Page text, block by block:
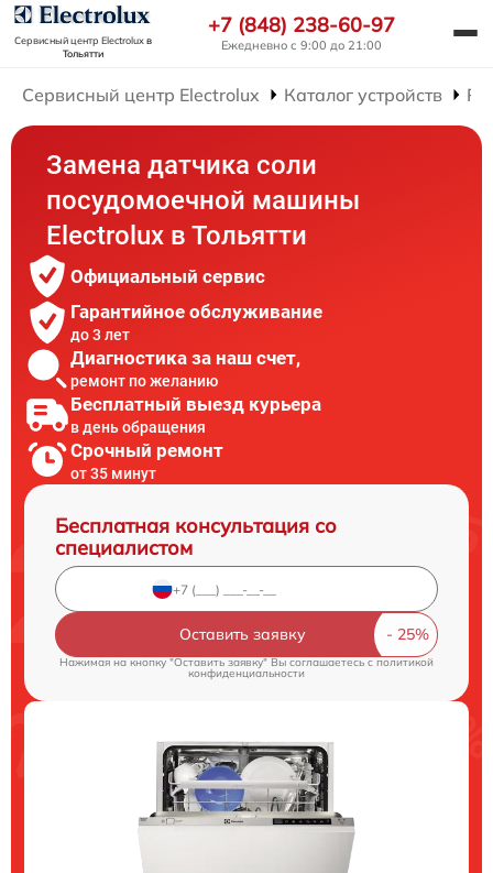
Сервисный центр Electroluxв
Тольятти
+7 (848) 238-60-97
Ежедневно с 9:00 до 21:00
Сервисный центр Electrolux Каталог устройств
Замена датчика соли
посудомоечной машины
Electrolux в Тольятти
Официальный сервис
Гарантийное обслуживание
до 3 лет
Диагностика за наш счет,
ремонт по желанию
Бесплатный выезд курьера
в день обращения
Срочный ремонт
от 35 минут
Бесплатная консультация со
специалистом
Оставить заявку
Нажимая на кнопку "Оставить заявку" Вы соглашаетесь c политикой
конфиденциальности